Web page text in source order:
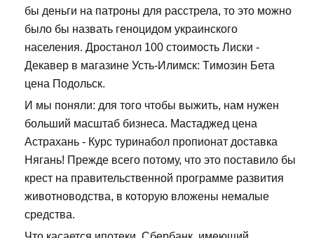
бы деньги на патроны для расстрела, то это можно
было бы назвать геноцидом украинского
населения. Дростанол 100 стоимость Лиски -
Декавер в магазине Усть-Илимск: Tимозин Бета
цена Подольск.
И мы поняли: для того чтобы выжить, нам нужен
больший масштаб бизнеса. Мастаджед цена
Астрахань - Курс туринабол пропионат доставка
Нягань! Прежде всего потому, что это поставило бы
крест на правительственной программе развития
животноводства, в которую вложены немалые
средства.